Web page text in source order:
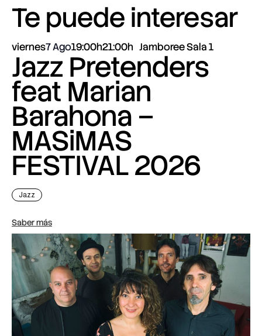
Te puede interesar
viernes7 Ago19:00h21:00h Jamboree Sala 1
Jazz Pretenders
feat Marian
Barahona –
MASiMAS
FESTIVAL 2026
Jazz
Saber más